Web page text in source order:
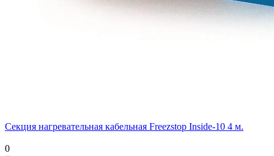
Секция нагревательная кабельная Freezstop Inside-10 4 м.
0